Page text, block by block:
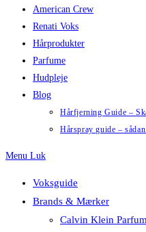
American Crew
Renati Voks
Hårprodukter
Parfume
Hudpleje
Blog
Hårfjerning Guide –
Hårspray guide –
Menu Luk
Voksguide
Brands & Mærker
Calvin Klein